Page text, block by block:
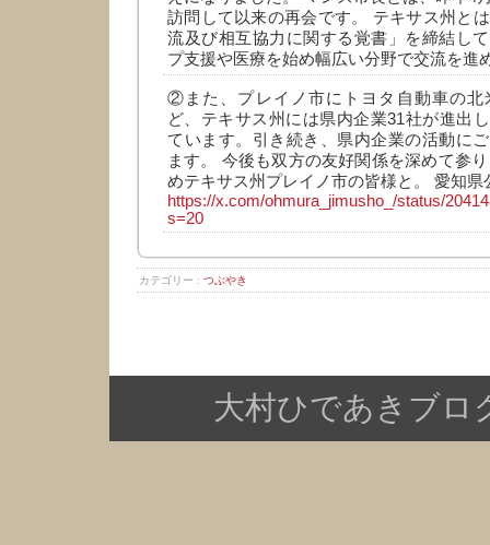
訪問して以来の再会です。 テキサス州と
流及び相互協力に関する覚書」を締結し
プ支援や医療を始め幅広い分野で交流を進
②また、プレイノ市にトヨタ自動車の北
ど、テキサス州には県内企業31社が進出
ています。引き続き、県内企業の活動に
ます。 今後も双方の友好関係を深めて参
めテキサス州プレイノ市の皆様と。 愛知県
https://x.com/ohmura_jimusho_/status/
s=20
カテゴリー : つぶやき
大村ひであきブロ